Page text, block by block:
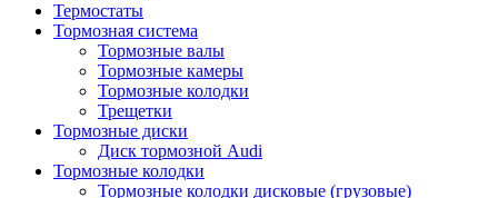
Термостаты
Тормозная система
Тормозные валы
Тормозные камеры
Тормозные колодки
Трещетки
Тормозные диски
Диск тормозной Audi
Тормозные колодки
Тормозные колодки дисковые (грузовые)